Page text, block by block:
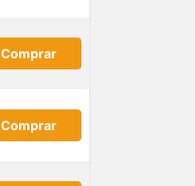
Comprar
Comprar